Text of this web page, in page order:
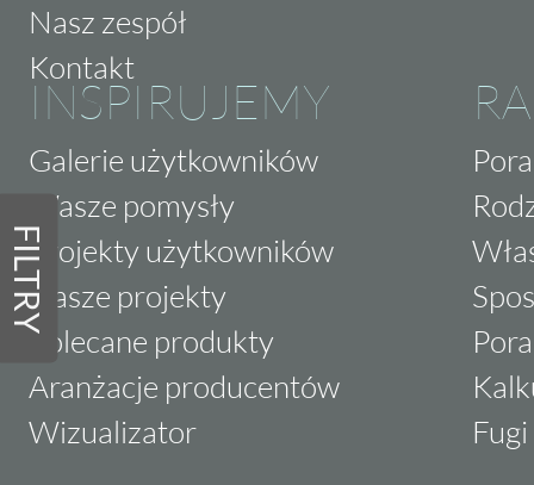
FILTRY
Nasz zespół
Kontakt
INSPIRUJEMY
Galerie użytkowników
Wasze pomysły
Projekty użytkowników
Nasze projekty
Polecane produkty
Aranżacje producentów
Wizualizator